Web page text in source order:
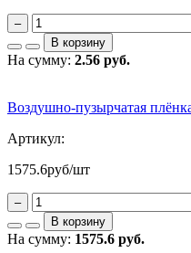
–
В корзину
На сумму: 2.56 руб.
Воздушно-пузырчатая
Артикул:
1575.6руб/шт
–
В корзину
На сумму: 1575.6 руб.